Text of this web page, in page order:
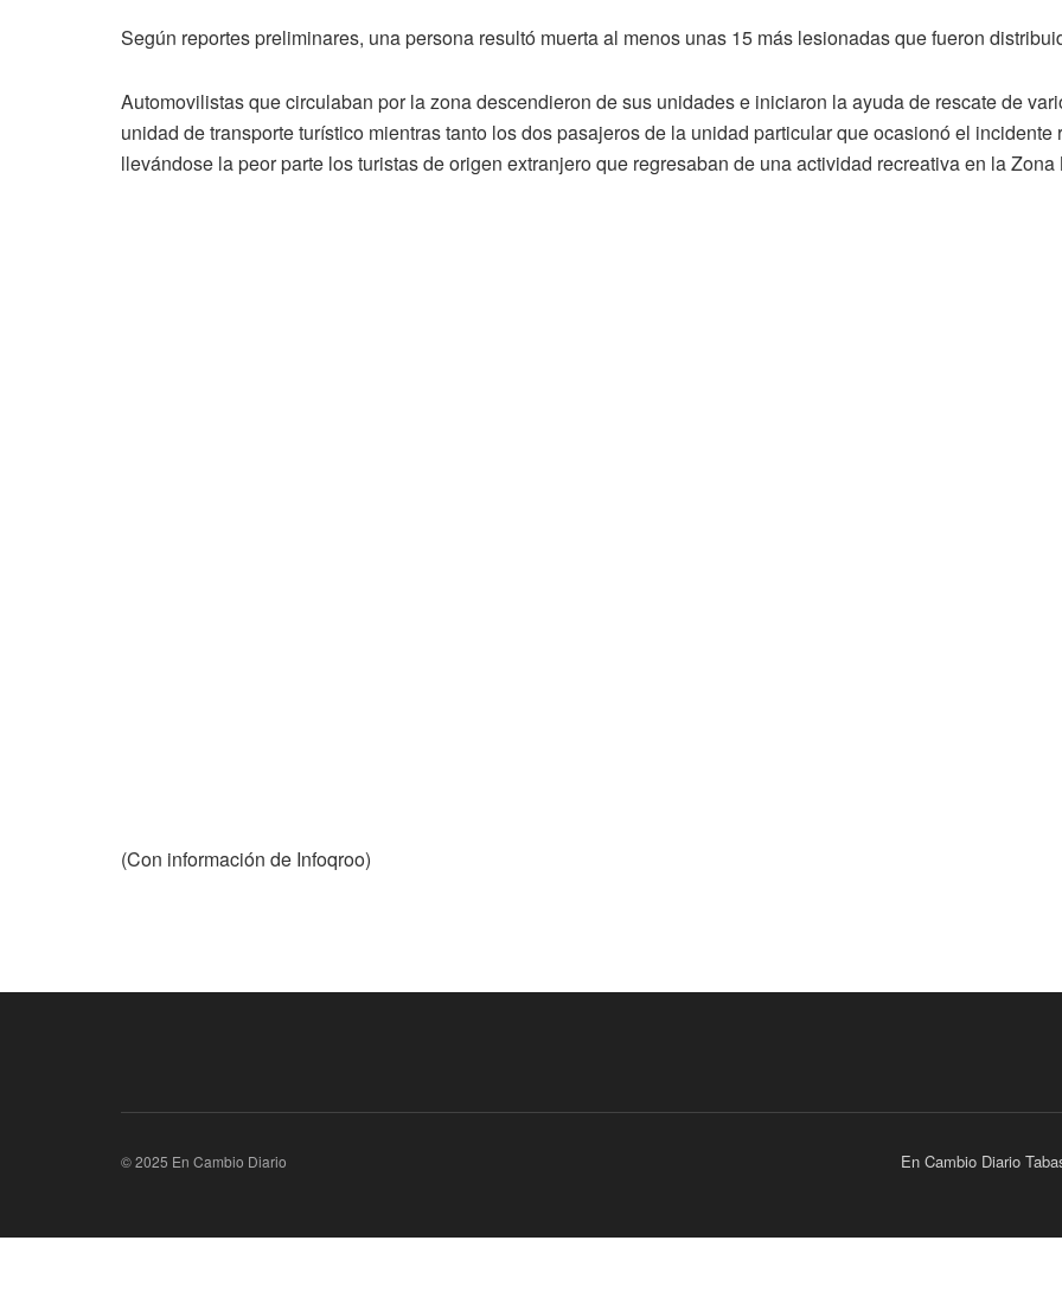
Según reportes preliminares, una persona resultó muerta al menos unas 15 más lesionadas que fueron
Automovilistas que circulaban por la zona descendieron de sus unidades e iniciaron la ayuda de rescate de
unidad de transporte turístico mientras tanto los dos pasajeros de la unidad particular que ocasionó el
llevándose la peor parte los turistas de origen extranjero que regresaban de una actividad recreativa en la Zona